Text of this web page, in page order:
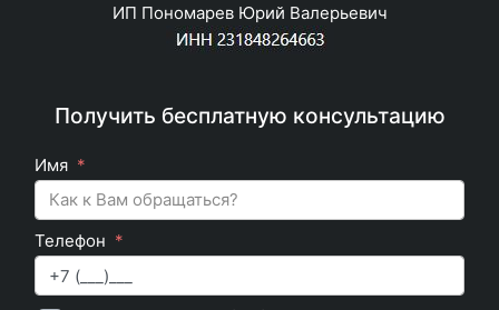
ИП Пономарев Юрий Валерьевич
Получить бесплатную консультацию
Имя
Телефон